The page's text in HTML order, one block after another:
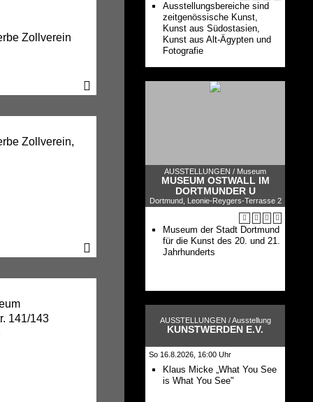
Zollverein
Zollverein,
141/143
Ausstellungsbereiche sind
zeitgenössische Kunst,
Kunst aus Südostasien,
Kunst aus Alt-Ägypten und
Fotografie
AUSSTELLUNGEN / Museum
MUSEUM OSTWALL IM
DORTMUNDER U
Dortmund, Leonie-Reygers-Terrasse 2
Museum der Stadt Dortmund
für die Kunst des 20. und 21.
Jahrhunderts
AUSSTELLUNGEN /Ausstellung
KUNSTWERDEN E.V.
So 16.8.2026, 16:00 Uhr
Klaus Micke „What You See
is What You See"